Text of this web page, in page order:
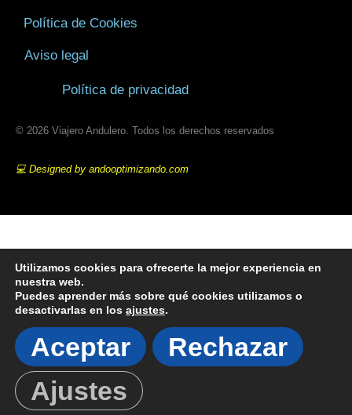
Política de Cookies
Aviso legal
Política de privacidad
© 2026 Viajero Andulero. Todos los derechos reservados
💻 Designed by andooptimizando.com
Utilizamos cookies para ofrecerte la mejor experiencia en
nuestra web.
Puedes aprender más sobre qué cookies utilizamos o
desactivarlas en los ajustes.
Aceptar
Rechazar
Ajustes